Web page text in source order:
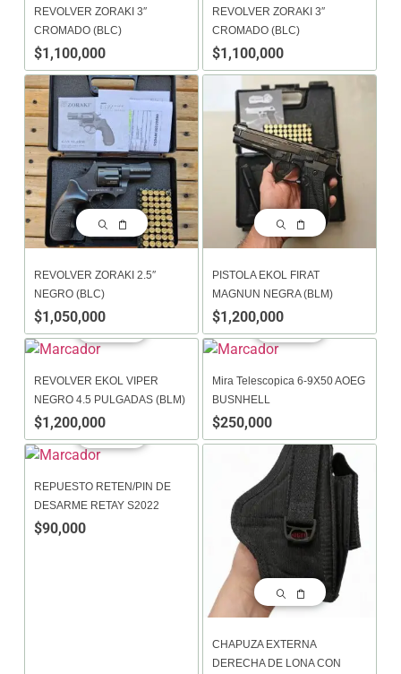
REVOLVER ZORAKI 3″
CROMADO (BLC)
$1,100,000
REVOLVER ZORAKI 3″
CROMADO (BLC)
$1,100,000
REVOLVER ZORAKI 2.5″
NEGRO (BLC)
$1,050,000
PISTOLA EKOL FIRAT
MAGNUN NEGRA (BLM)
$1,200,000
REVOLVER EKOL VIPER
NEGRO 4.5 PULGADAS (BLM)
$1,200,000
Mira Telescopica 6-9X50 AOEG
BUSNHELL
$250,000
REPUESTO RETEN/PIN DE
DESARME RETAY S2022
$90,000
CHAPUZA EXTERNA
DERECHA DE LONA CON